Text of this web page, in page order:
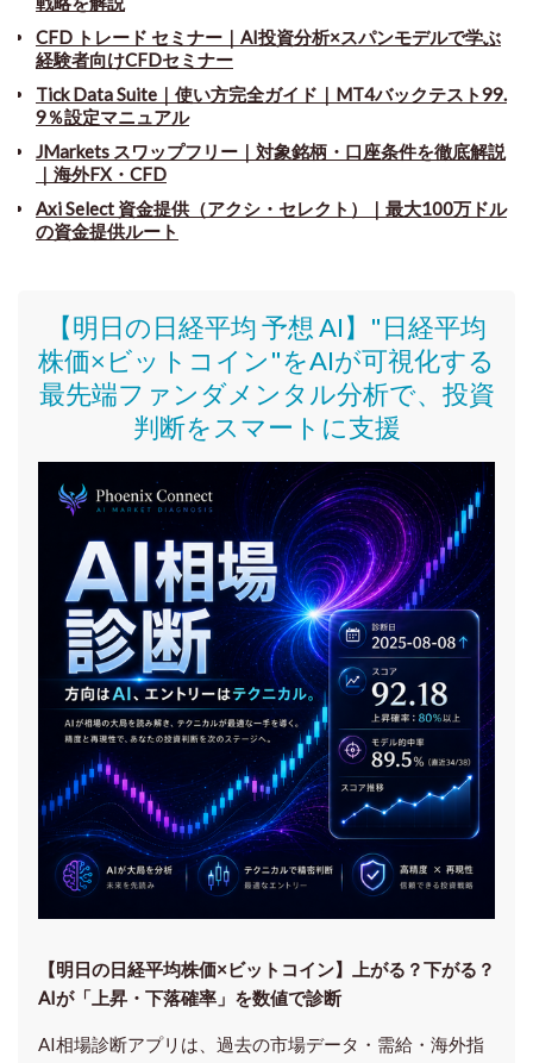
CFD トレード セミナー ｜ AI投資分析×スパンモデルで学ぶ
経験者向けCFDセミナー
Tick Data Suite ｜ 使い方完全ガイド｜MT4バックテスト99.
9％設定マニュアル
JMarkets スワップフリー ｜ 対象銘柄・口座条件を徹底解説
｜海外FX・CFD
Axi Select 資金提供（アクシ・セレクト）｜最大100万ドル
の資金提供ルート
【明日の日経平均 予想 AI】"日経平均
株価×ビットコイン"をAIが可視化する
最先端ファンダメンタル分析で、投資
判断をスマートに支援
【明日の⽇経平均株価×ビットコイン】上がる？下がる？
AIが「上昇・下落確率」を数値で診断
AI相場診断アプリは、過去の市場データ・需給・海外指